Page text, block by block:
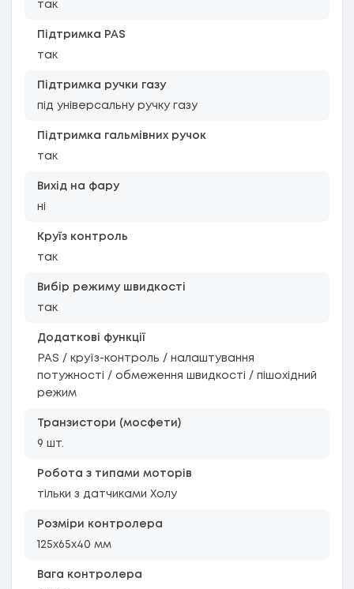
так
Підтримка PAS
так
Підтримка ручки газу
під універсальну ручку газу
Підтримка гальмівних ручок
так
Вихід на фару
ні
Круїз контроль
так
Вибір режиму швидкості
так
Додаткові функції
PAS / круїз-контроль / налаштування
потужності / обмеження швидкості / пішохідний
режим
Транзистори (мосфети)
9 шт.
Робота з типами моторів
тільки з датчиками Холу
Розміри контролера
125x65x40 мм
Вага контролера